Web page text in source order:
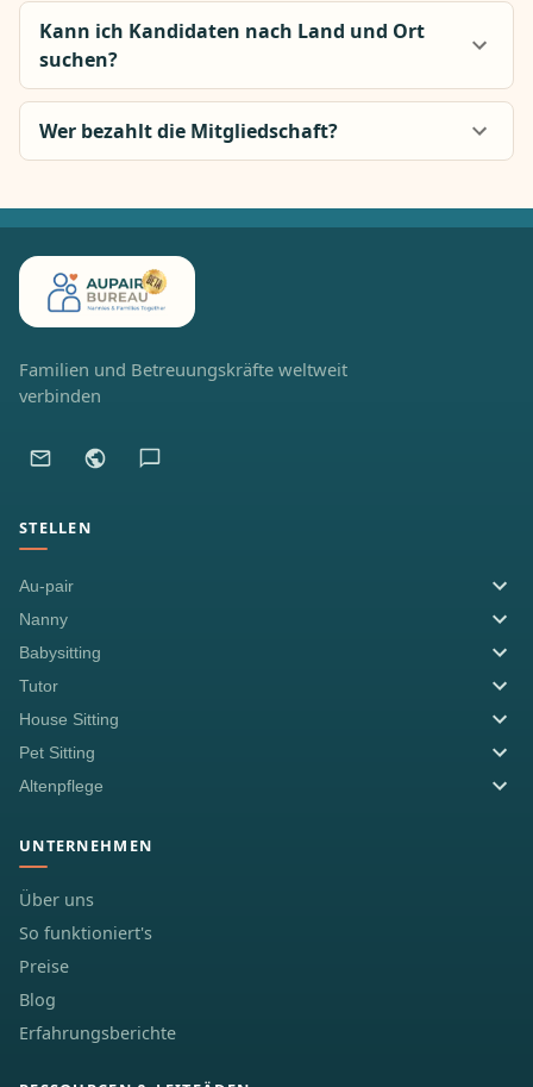
Kann ich Kandidaten nach Land und Ort
suchen?
Wer bezahlt die Mitgliedschaft?
Familien und Betreuungskräfte weltweit
verbinden
STELLEN
Au-pair
Nanny
Babysitting
Tutor
House Sitting
Pet Sitting
Altenpflege
UNTERNEHMEN
Über uns
So funktioniert's
Preise
Blog
Erfahrungsberichte